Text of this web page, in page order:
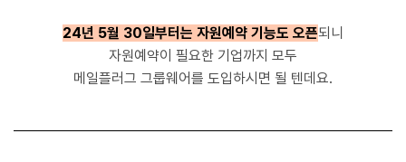
24년 5월 30일부터는 자원예약 기능도 오픈되니
자원예약이 필요한 기업까지 모두
메일플러그 그룹웨어를 도입하시면 될 텐데요.